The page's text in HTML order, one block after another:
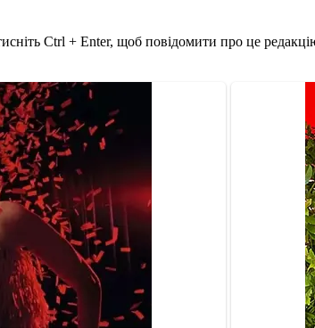
Ctrl + Enter, щоб повідомити про це